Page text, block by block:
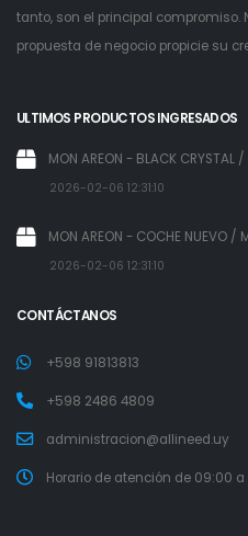
tanto, son el principal compromiso.
propuesta de negocio propicie su
ULTIMOS PRODUCTOS INGRESADOS
MON AREON - BLACK CRYSTAL
2026-02-06 12:31:10
MON AREON - COCHE NUEVO /
2026-02-06 12:31:10
CONTÁCTANOS
+598 91813813
+598 2486 4809
administracion@allineed.uy
Horario de atención de 09:00 a